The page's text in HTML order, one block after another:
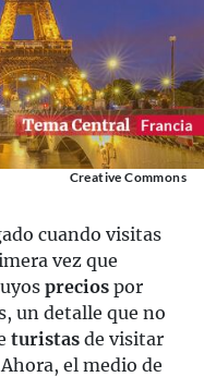
Creative Commons
cuando visitas
vez que
precios por
un detalle que no
turistas de visitar
el medio de